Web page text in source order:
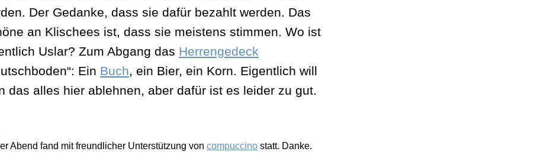
Der Gedanke, dass sie dafür bezahlt werden. Das
an Klischees ist, dass sie meistens stimmen. Wo ist
Uslar? Zum Abgang das Herrengedeck
Ein Buch , ein Bier, ein Korn. Eigentlich will
das alles hier ablehnen, aber dafür ist es leider zu gut.
Abend fand mit freundlicher Unterstützung von compuccino statt. Danke.